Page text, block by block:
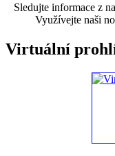
Sledujte informace z
Využívejte naši
Virtuální